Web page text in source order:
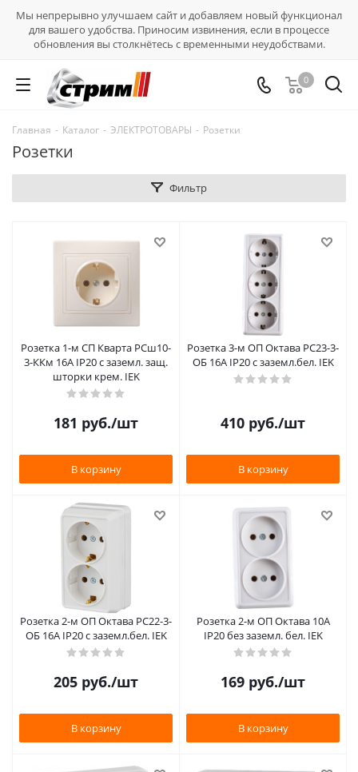
Мы непрерывно улучшаем сайт и добавляем новый функционал
для вашего удобства. Приносим извинения, если в процессе
обновления вы столкнётесь с временными неудобствами.
0
Главная - Каталог - ЭЛЕКТРОТОВАРЫ - Розетки
Розетки
Фильтр
Розетка 1-м СП Кварта РСш10-
3-ККм 16А IP20 с заземл. защ.
шторки крем. IEK
181 руб./шт
В корзину
Розетка 3-м ОП Октава РС23-3-
ОБ 16А IP20 с заземл.бел. IEK
410 руб./шт
В корзину
Розетка 2-м ОП Октава РС22-3-
ОБ 16А IP20 с заземл.бел. IEK
205 руб./шт
В корзину
Розетка 2-м ОП Октава 10А
IP20 без заземл. бел. IEK
169 руб./шт
В корзину